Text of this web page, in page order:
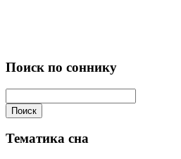
Поиск по соннику
Поиск
Тематика сна